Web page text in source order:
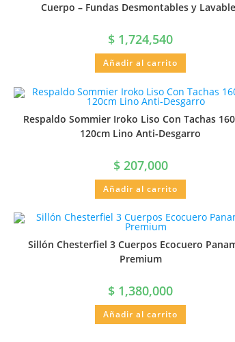
Cuerpo – Fundas Desmontables y
$ 1,724,540
Añadir al carrito
Respaldo Sommier Iroko Liso Con Tachas
120cm Lino Anti-Desgarro
$207,000
Añadir al carrito
Sillón Chesterfiel 3 Cuerpos Ecocuero
Premium
$ 1,380,000
Añadir al carrito